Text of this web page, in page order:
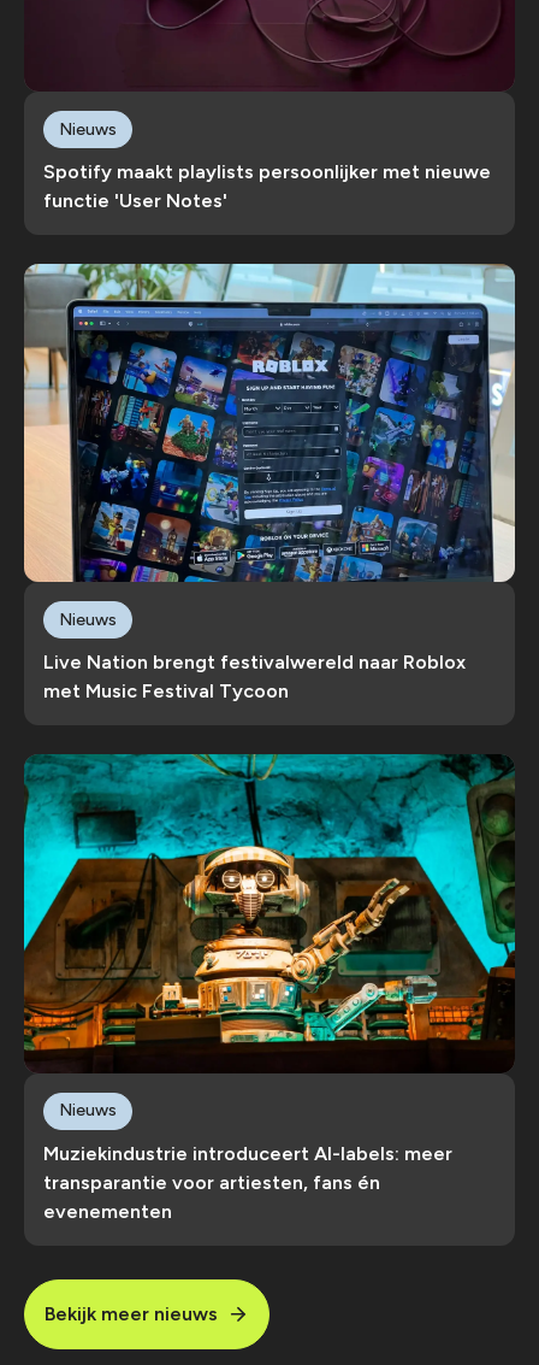
Spotify maakt playlists persoonlijker met nieuwe
functie 'User Notes'
Nieuws
Live Nation brengt festivalwereld naar Roblox
met Music Festival Tycoon
Nieuws
Muziekindustrie introduceert AI-labels: meer
transparantie voor artiesten, fans én
evenementen
Nieuws
Bekijk meer nieuws